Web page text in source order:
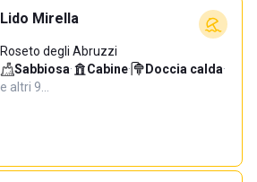
Lido Mirella
Roseto degli Abruzzi
Sabbiosa· Cabine· Doccia calda·
e altri 9…